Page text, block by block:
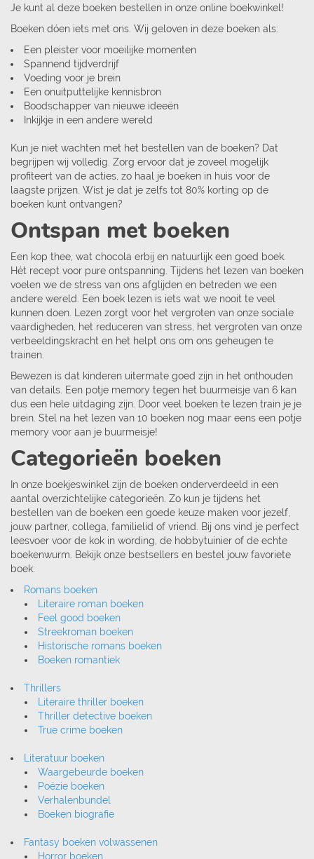
Je kunt al deze boeken bestellen in onze online boekwinkel!
Boeken dóen iets met ons. Wij geloven in deze boeken als:
Een pleister voor moeilijke momenten
Spannend tijdverdrijf
Voeding voor je brein
Een onuitputtelijke kennisbron
Boodschapper van nieuwe ideeën
Inkijkje in een andere wereld
Kun je niet wachten met het bestellen van de boeken? Dat
begrijpen wij volledig. Zorg ervoor dat je zoveel mogelijk
profiteert van de acties, zo haal je boeken in huis voor de
laagste prijzen. Wist je dat je zelfs tot 80% korting op de
boeken kunt ontvangen?
Ontspan met boeken
Een kop thee, wat chocola erbij en natuurlijk een goed boek.
Hét recept voor pure ontspanning. Tijdens het lezen van boeken
voelen we de stress van ons afglijden en betreden we een
andere wereld. Een boek lezen is iets wat we nooit te veel
kunnen doen. Lezen zorgt voor het vergroten van onze sociale
vaardigheden, het reduceren van stress, het vergroten van onze
verbeeldingskracht en het helpt ons om ons geheugen te
trainen.
Bewezen is dat kinderen uitermate goed zijn in het onthouden
van details. Een potje memory tegen het buurmeisje van 6 kan
dus een hele uitdaging zijn. Door veel boeken te lezen train je je
brein. Stel na het lezen van 10 boeken nog maar eens een potje
memory voor aan je buurmeisje!
Categorieën boeken
In onze boekjeswinkel zijn de boeken onderverdeeld in een
aantal overzichtelijke categorieën. Zo kun je tijdens het
bestellen van de boeken een goede keuze maken voor jezelf,
jouw partner, collega, familielid of vriend. Bij ons vind je perfect
leesvoer voor de kok in wording, de hobbytuinier of de echte
boekenwurm. Bekijk onze bestsellers en bestel jouw favoriete
boek:
Romans boeken
Literaire roman boeken
Feel good boeken
Streekroman boeken
Historische romans boeken
Boeken romantiek
Thrillers
Literaire thriller boeken
Thriller detective boeken
True crime boeken
Literatuur boeken
Waargebeurde boeken
Poëzie boeken
Verhalenbundel
Boeken biografie
Fantasy boeken volwassenen
Horror boeken